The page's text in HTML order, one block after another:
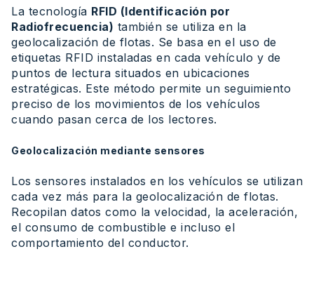
La tecnología RFID (Identificación por
Radiofrecuencia) también se utiliza en la
geolocalización de flotas. Se basa en el uso de
etiquetas RFID instaladas en cada vehículo y de
puntos de lectura situados en ubicaciones
estratégicas. Este método permite un seguimiento
preciso de los movimientos de los vehículos
cuando pasan cerca de los lectores.
Geolocalización mediante sensores
Los sensores instalados en los vehículos se utilizan
cada vez más para la geolocalización de flotas.
Recopilan datos como la velocidad, la aceleración,
el consumo de combustible e incluso el
comportamiento del conductor.